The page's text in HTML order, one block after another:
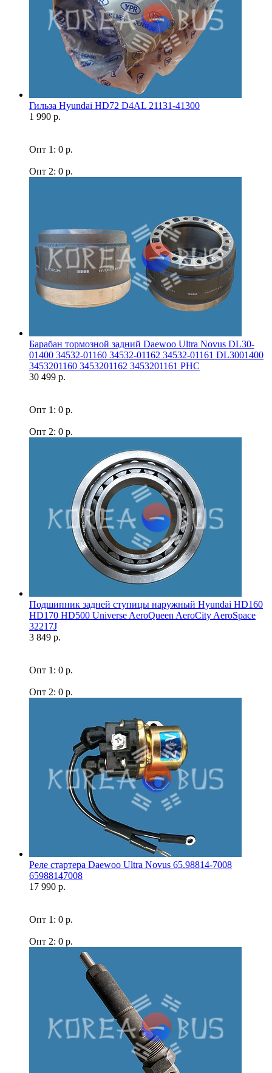
Гильза Hyundai HD72 D4AL 21131-41300
1 990 р.
Опт 1: 0 р.
Опт 2: 0 р.
Барабан тормозной задний Daewoo Ultra Novus DL30-
01400 34532-01160 34532-01162 34532-01161 DL3001400
3453201160 3453201162 3453201161 PHC
30 499 р.
Опт 1: 0 р.
Опт 2: 0 р.
Подшипник задней ступицы наружный Hyundai HD160
HD170 HD500 Universe AeroQueen AeroCity AeroSpace
32217J
3 849 р.
Опт 1: 0 р.
Опт 2: 0 р.
Реле стартера Daewoo Ultra Novus 65.98814-7008
65988147008
17 990 р.
Опт 1: 0 р.
Опт 2: 0 р.